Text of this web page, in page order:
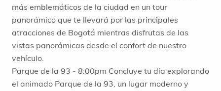
más emblemáticos de la ciudad en un tour
panorámico que te llevará por las principales
atracciones de Bogotá mientras disfrutas de las
vistas panorámicas desde el confort de nuestro
vehículo.
Parque de la 93 - 8:00pm Concluye tu día explorando
el animado Parque de la 93, un lugar moderno y